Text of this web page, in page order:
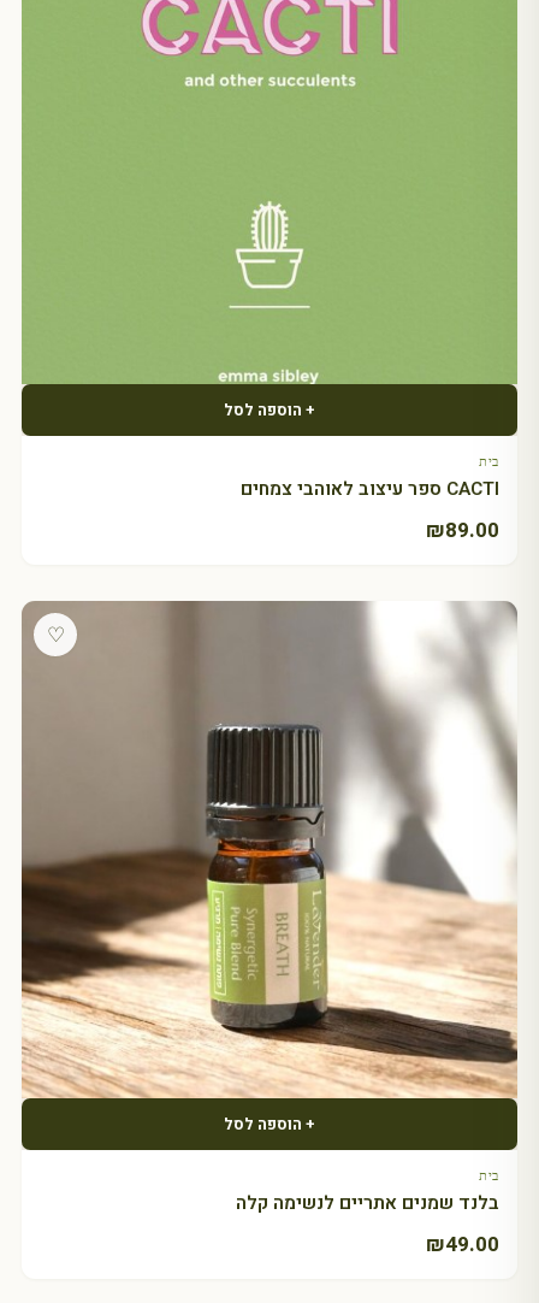
+ הוספה לסל
בית
CACTI ספר עיצוב לאוהבי צמחים
₪89.00
♡
+ הוספה לסל
בית
בלנד שמנים אתריים לנשימה קלה
₪49.00